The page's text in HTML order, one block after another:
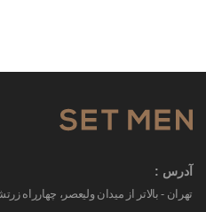
آدرس :
تهران - بالاتر از میدان ولیعصر،